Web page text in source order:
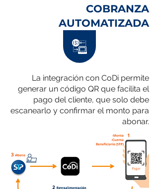
COBRANZA
AUTOMATIZADA
La integración con CoDi permite
generar un código QR que facilita el
pago del cliente, que solo debe
escanearlo y confirmar el monto para
abonar.